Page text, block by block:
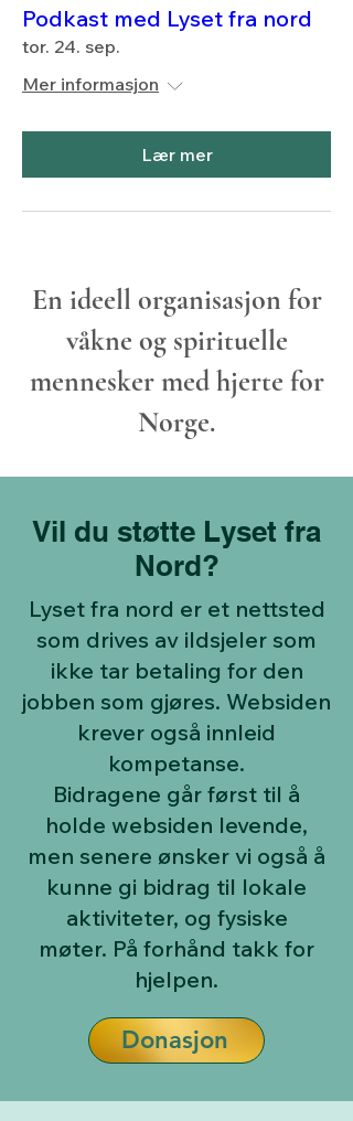
Podkast med Lyset fra nord
tor. 24. sep.
Mer informasjon
Lær mer
En ideell organisasjon for
våkne og spirituelle
mennesker med hjerte for
Norge.
Vil du støtte Lyset fra
Nord?
Lyset fra nord er et nettsted
som drives av ildsjeler som
ikke tar betaling for den
jobben som gjøres. Websiden
krever også innleid
kompetanse.
Bidragene går først til å
holde websiden levende,
men senere ønsker vi også å
kunne gi bidrag til lokale
aktiviteter, og fysiske
møter. På forhånd takk for
hjelpen.​​
Donasjon